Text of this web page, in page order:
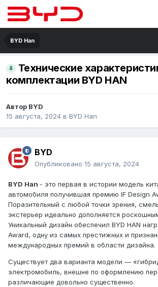
BYD Han
Технические
комплектации BYD HAN
Автор BYD
15 августа, 2024 в BYD Han
BYD
Опубликовано 15 августа, 2024
BYD Han - это первая в истории модель
автомобиля получившая премию IF Design
Поразительный с любой точки зрения,
экстерьер идеально дополняется
Уникальный дизайн обеспечил BYD HAN
Award, одну из самых престижных и
международных премий в области дизайна.
Существует два варианта модели —
электромобиль, внешне по оформлению
различающие довольно существенно.